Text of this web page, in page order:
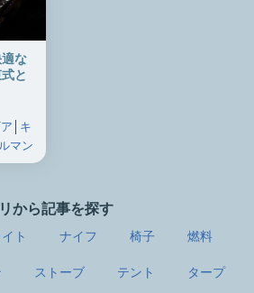
な
と
│ キ
マン
から記事を探す
ト ナイフ 椅子
燃料
ストーブ テント
タープ